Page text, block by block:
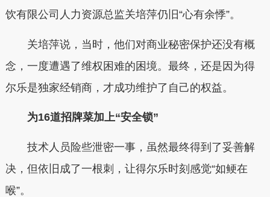
饮有限公司人力资源总监关培萍仍旧“心有余悸”。
关培萍说，当时，他们对商业秘密保护还没有概
念，一度遭遇了维权困难的困境。最终，还是因为得
尔乐是独家经销商，才成功维护了自己的权益。
为16道招牌菜加上“安全锁”
技术人员险些泄密一事，虽然最终得到了妥善解
决，但依旧成了一根刺，让得尔乐时刻感觉“如鲠在
喉”。